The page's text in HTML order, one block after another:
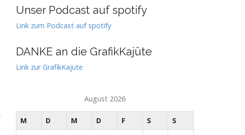
Unser Podcast auf spotify
Link zum Podcast auf spotify
DANKE an die GrafikKajüte
Link zur GrafikKajüte
August 2026
M D M D F S
S